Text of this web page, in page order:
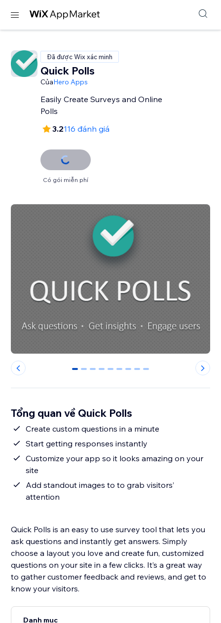
Đã được Wix xác minh
Quick Polls
CủaHero Apps
Easily Create Surveys and Online
Polls
3.2116 đánh giá
Có gói miễn phí
0 1 2 3 4 5 6 7 8
Tổng quan về Quick Polls
Create custom questions in a minute
Start getting responses instantly
Customize your app so it looks amazing on your
site
Add standout images to to grab visitors’
attention
Quick Polls is an easy to use survey tool that lets you
ask questions and instantly get answers. Simply
choose a layout you love and create fun, customized
questions on your site in a few clicks. It’s a great way
to gather customer feedback and reviews, and get to
know your visitors.
Danh mục